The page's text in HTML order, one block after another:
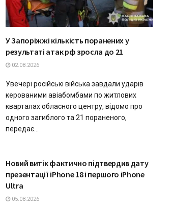
У Запоріжжі кількість поранених у
результаті атак рф зросла до 21
02.08.2026
Увечері російські війська завдали ударів
керованими авіабомбами по житлових
кварталах обласного центру, відомо про
одного загиблого та 21 пораненого,
передає...
ТЕХНОЛОГІЇ
Новий витік фактично підтвердив дату
презентації iPhone 18 і першого iPhone
Ultra
05.08.2026